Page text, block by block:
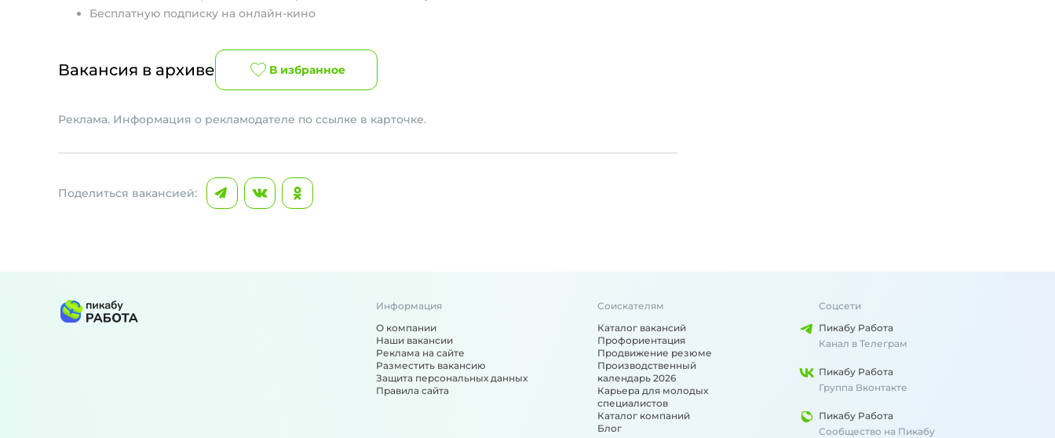
Бесплатную подписку на онлайн-кино
Вакансия в архиве В избранное
Реклама. Информация о рекламодателе по ссылке в карточке.
Поделиться вакансией:
Информация
О компании
Наши вакансии
Реклама на сайте
Разместить вакансию
Защита персональных данных
Правила сайта
Соискателям
Каталог вакансий
Профориентация
Продвижение резюме
Производственный
календарь 2026
Карьера для молодых
специалистов
Каталог компаний
Блог
Соцсети
Пикабу Работа
Канал в Телеграм
Пикабу Работа
Группа Вконтакте
Пикабу Работа
Сообщество на Пикабу